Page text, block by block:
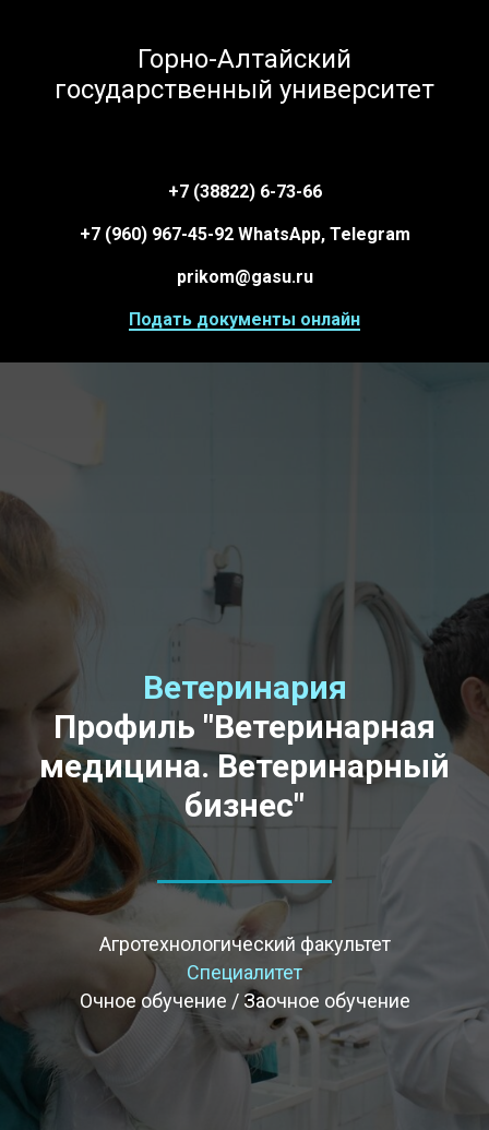
Горно-Алтайский
государственный университет
+7 (38822) 6-73-66
+7 (960) 967-45-92 WhatsApp, Telegram
prikom@gasu.ru
Подать документы онлайн
Ветеринария
Профиль "Ветеринарная
медицина. Ветеринарный
бизнес"
Агротехнологический факультет
Специалитет
Очное обучение / Заочное обучение